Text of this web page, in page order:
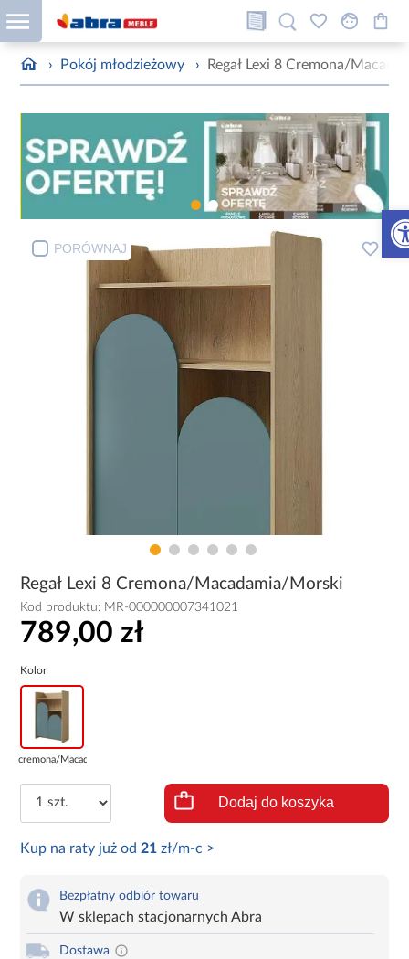
› Pokój młodzieżowy › Regał Lexi 8 Cremona/
PORÓWNAJ
Regał Lexi 8 Cremona/Macadamia/Morski
Kod produktu: MR-000000007341021
789,00 zł
Kolor
cremona/Macadam...
Dodaj do koszyka
Kup na raty już od 21 zł/m-c >
Bezpłatny odbiór towaru
W sklepach stacjonarnych Abra
Dostawa